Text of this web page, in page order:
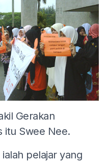
Gerakan
itu Swee Nee.
pelajar yang